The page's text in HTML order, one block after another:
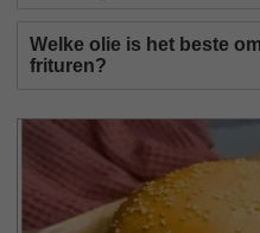
Welke olie is het beste
frituren?